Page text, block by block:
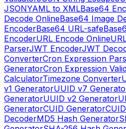
JSONYAML to XMLBase64
Decode OnlineBase64 Image
EncoderBase64 URL-safe
EncoderURL Encode Online
ParserJWT EncoderJWT
ConverterCron Expression
GeneratorCron Expression
CalculatorTimezone Converter
v1 GeneratorUUID v7
GeneratorUUID v2 Generator
GeneratorCUID Generator
DecoderMD5 Hash Generator